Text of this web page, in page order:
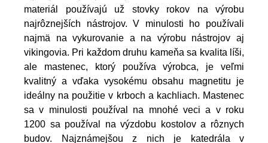
materiál používajú už stovky rokov na výrobu
najrôznejších nástrojov. V minulosti ho používali
najmä na vykurovanie a na výrobu nástrojov aj
vikingovia. Pri každom druhu kameňa sa kvalita líši,
ale mastenec, ktorý používa výrobca, je veľmi
kvalitný a vďaka vysokému obsahu magnetitu je
ideálny na použitie v krboch a kachliach. Mastenec
sa v minulosti používal na mnohé veci a v roku
1200 sa používal na výzdobu kostolov a rôznych
budov. Najznámejšou z nich je katedrála v